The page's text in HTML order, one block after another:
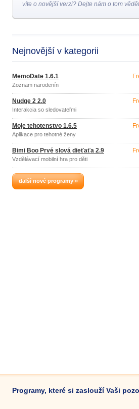
víte o novější verzi? Dejte nám o tom
Nejnovější v kategorii
MemoDate 1.6.1
Zoznam narodenín
Nudge 2 2.0
Interakcia so sledovateľmi
Moje tehotenstvo 1.6.5
Aplikace pro tehotné ženy
Bimi Boo Prvé slová dieťaťa 2.9
Vzdělávací mobilní hra pro děti
další nové programy »
Programy, které si zaslouží Vaši